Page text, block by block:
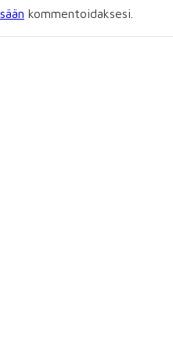
kommentoidaksesi.